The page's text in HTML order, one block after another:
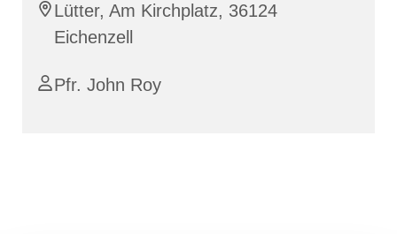
Lütter, Am Kirchplatz, 36124
Eichenzell
Pfr. John Roy